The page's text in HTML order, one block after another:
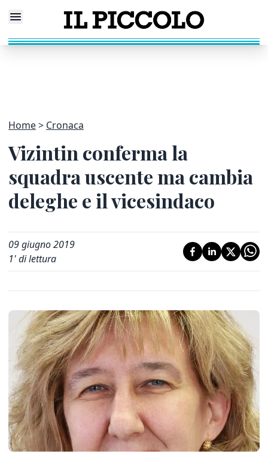
Home Cronaca
Vizintin conferma la
squadra uscente ma cambia
deleghe e il vicesindaco
09 giugno 2019
1' di lettura